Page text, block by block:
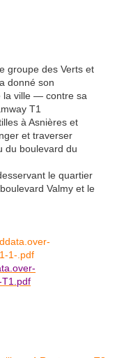
groupe des Verts et
donné son
la ville — contre sa
T1
à Asnières et
et traverser
du boulevard du
le quartier
Valmy et le
1-.pdf
T1.pdf